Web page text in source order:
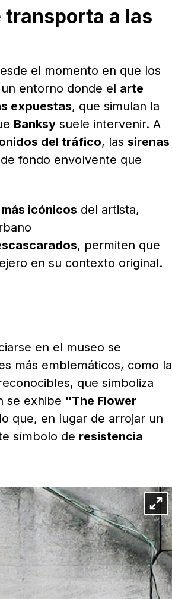
transporta a las
el momento en que los
entorno donde el arte
expuestas, que simulan la
Banksy suele intervenir. A
del tráfico, las sirenas
fondo envolvente que
icónicos del artista,
, permiten que
en su contexto original.
en el museo se
más emblemáticos, como la
que simboliza
se exhibe "The Flower
que, en lugar de arrojar un
símbolo de resistencia